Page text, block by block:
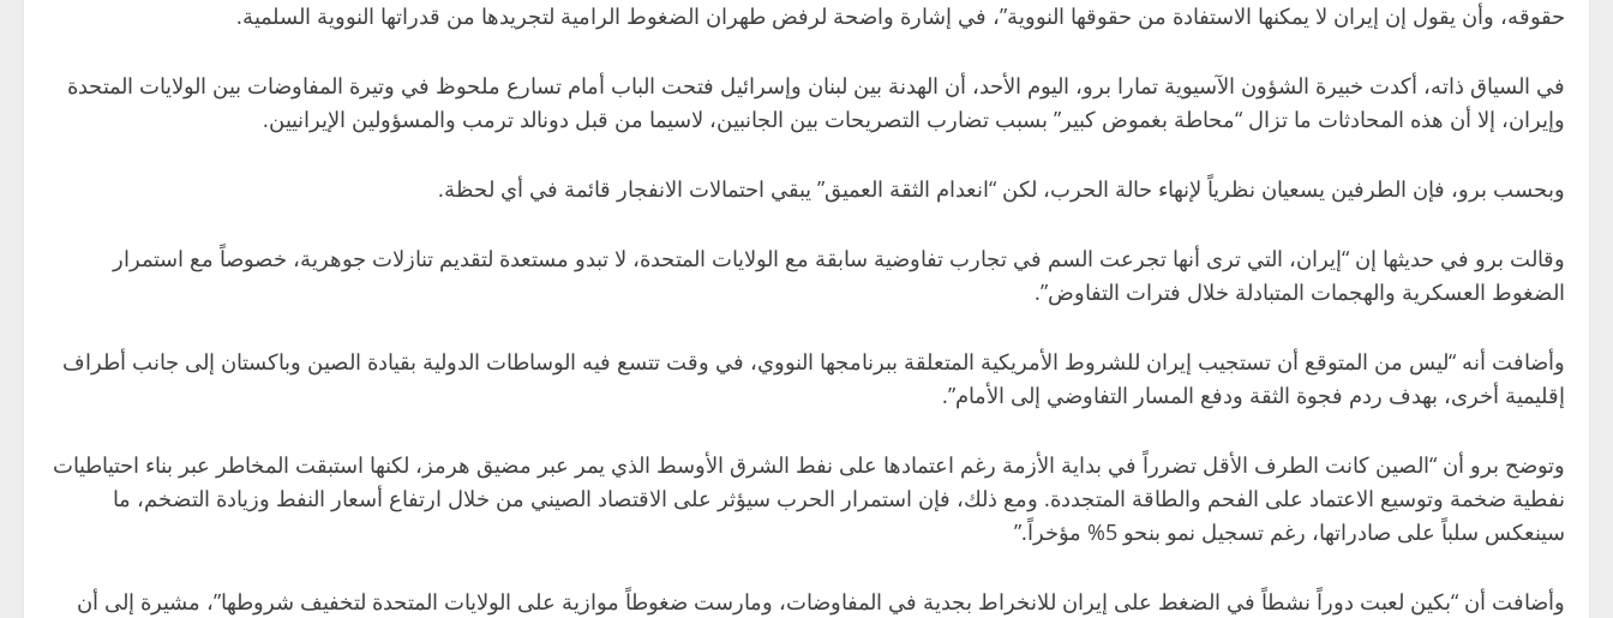
حقوقه، وأن يقول إن إيران لا يمكنها الاستفادة من حقوقها النووية”، في إشارة واضحة لرفض طهران الضغوط الرامية لتجريدها من قدراتها النووية السلمية.
في السياق ذاته، أكدت خبيرة الشؤون الآسيوية تمارا برو، اليوم الأحد، أن الهدنة بين لبنان وإسرائيل فتحت الباب أمام تسارع ملحوظ في وتيرة المفاوضات بين الولايات المتحدة
وإيران، إلا أن هذه المحادثات ما تزال “محاطة بغموض كبير” بسبب تضارب التصريحات بين الجانبين، لاسيما من قبل دونالد ترمب والمسؤولين الإيرانيين.
وبحسب برو، فإن الطرفين يسعيان نظرياً لإنهاء حالة الحرب، لكن “انعدام الثقة العميق” يبقي احتمالات الانفجار قائمة في أي لحظة.
وقالت برو في حديثها إن “إيران، التي ترى أنها تجرعت السم في تجارب تفاوضية سابقة مع الولايات المتحدة، لا تبدو مستعدة لتقديم تنازلات جوهرية، خصوصاً مع استمرار
الضغوط العسكرية والهجمات المتبادلة خلال فترات التفاوض”.
وأضافت أنه “ليس من المتوقع أن تستجيب إيران للشروط الأمريكية المتعلقة ببرنامجها النووي، في وقت تتسع فيه الوساطات الدولية بقيادة الصين وباكستان إلى جانب أطراف
إقليمية أخرى، بهدف ردم فجوة الثقة ودفع المسار التفاوضي إلى الأمام”.
وتوضح برو أن “الصين كانت الطرف الأقل تضرراً في بداية الأزمة رغم اعتمادها على نفط الشرق الأوسط الذي يمر عبر مضيق هرمز، لكنها استبقت المخاطر عبر بناء احتياطيات
نفطية ضخمة وتوسيع الاعتماد على الفحم والطاقة المتجددة. ومع ذلك، فإن استمرار الحرب سيؤثر على الاقتصاد الصيني من خلال ارتفاع أسعار النفط وزيادة التضخم، ما
سينعكس سلباً على صادراتها، رغم تسجيل نمو بنحو 5% مؤخراً.”
وأضافت أن “بكين لعبت دوراً نشطاً في الضغط على إيران للانخراط بجدية في المفاوضات، ومارست ضغوطاً موازية على الولايات المتحدة لتخفيف شروطها”، مشيرة إلى أن